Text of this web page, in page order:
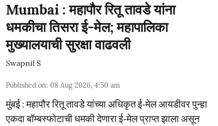
Mumbai : महापौर रितू तावडे यांना
धमकीचा तिसरा ई-मेल; महापालिका
मुख्यालयाची सुरक्षा वाढवली
Swapnil S
Published on: 08 Aug 2026, 4:50 am
मुंबई : महापौर रितू तावडे यांच्या अधिकृत ई-मेल आयडीवर पुन्हा
एकदा बॉम्बस्फोटाची धमकी देणारा ई-मेल प्राप्त झाला असून